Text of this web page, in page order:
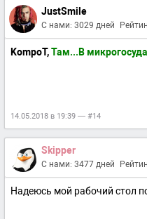
JustSmile
С нами: 3029 дней
KompoT,Там...В
14.05.2018 в 19:39 — #14
Skipper
С нами: 3477 дней
Надеюсь мой рабочий стол